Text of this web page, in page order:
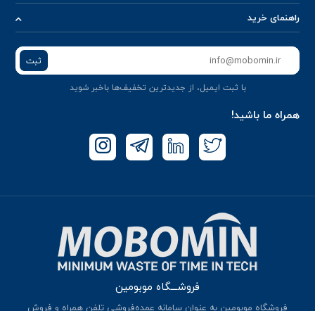
راهنمای خرید
ثبت
با ثبت ایمیل، از جدید‌ترین تخفیف‌ها با‌خبر شوید
همراه ما باشید!
فروشـــگاه موبومین
فروشگاه موبومین به عنوان سامانه عمده‌فروشی تلفن همراه و فروش